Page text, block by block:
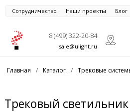
Сотрудничество Наши проекты Блог
8 (499) 322-20-84
sale@ulight.ru
Главная / Каталог / Трековые
Трековый светильник